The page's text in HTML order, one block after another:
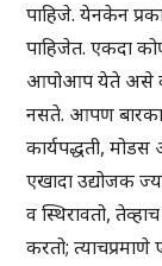
पाहिजे. येनकेन
पाहिजेत. एकदा
आपोआप येते असे
नसते. आपण
कार्यपद्धती,
एखादा उद्योजक
व स्थिरावतो,
करतो;